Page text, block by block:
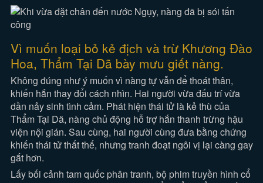
Vì muốn loại bỏ kẻ địch và trừ Khương Đào
Hoa, Thẩm Tại Dã bày mưu giết nàng.
Không đúng như ý muốn vì nàng tự vẫn để thoát thân,
khiến hắn thay đổi cách nhìn. Hai người vừa đấu trí vừa
dần nảy sinh tình cảm. Phát hiện thái tử là kẻ thù của
Thẩm Tại Dã, nàng chủ động hỗ trợ hắn thanh trừng hậu
viện nội gián. Sau cùng, hai người cùng đưa bằng chứng
khiến thái tử thất thế, nhưng tranh đoạt ngôi vị lại càng gay
gắt hơn.
Lấy bối cảnh tam quốc phân tranh, bộ phim truyền hình cổ